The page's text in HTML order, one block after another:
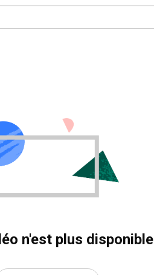
n'est plus disponible